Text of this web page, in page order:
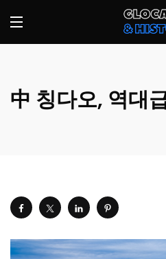
中 칭다오, 역대